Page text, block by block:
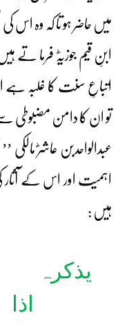
میں حاضر ہو تا کہ وہ اس
ابنِ قیم جوزیہؓ فرما تے
اتباعِ سنت کا غلبہ ہے
تو ان کا دامن مضبوطی
عبدالواحدبن عاشرؓ مالکی
اہمیت اور اس کے آثار
ہیں :